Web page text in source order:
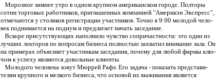
Морозное зимнее утро в одном крупном американском городе. Полторы
сотни торговых работников, приглашенных компанией "Америкэн Экспресс",
отмечаются у столиков регистрации участников. Точно в 9:00 молодой чело-
век поднимается на подиум и предлагает начать заседание.
Вскоре присутствующих наполнило чувство сопричастности: это один из
лучших лекторов по вопросам бизнеса полностью захватил внимание зала. Он
на примерах объясняет участникам заседания, почему для любой фирмы клю-
чом к успеху являются довольные клиенты.
Молодого человека зовут Мюррей Рафл. Его задача - показать представи-
телям крупного и мелкого бизнеса, что основой их выживания является